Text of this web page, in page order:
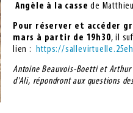
Angèle à la casse de
Pour réserver et accéder
mars à partir de 19h30, il
lien : https://
Antoine Beauvois-Boetti et
d'Ali, répondront aux questions